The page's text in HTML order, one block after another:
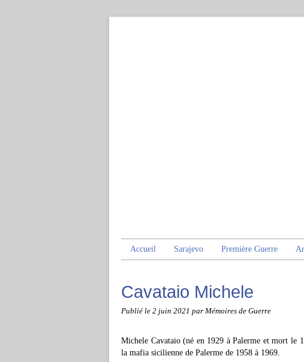
Accueil Sarajevo Première Guerre
Cavataio Michele
Publié le 2 juin 2021 par Mémoires de Guerre
Michele Cavataio (né en 1929 à Palerme et mort le
la mafia sicilienne de Palerme de 1958 à 1969.